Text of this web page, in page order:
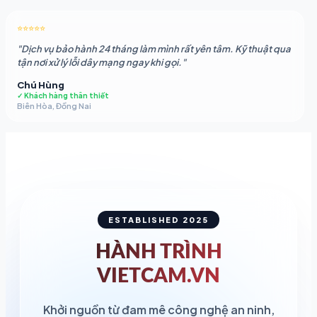
⭐⭐⭐⭐⭐
"Dịch vụ bảo hành 24 tháng làm mình rất yên tâm. Kỹ thuật qua
tận nơi xử lý lỗi dây mạng ngay khi gọi."
Chú Hùng
✓ Khách hàng thân thiết
Biên Hòa, Đồng Nai
ESTABLISHED 2025
HÀNH TRÌNH
VIETCAM.VN
Khởi nguồn từ đam mê công nghệ an ninh,